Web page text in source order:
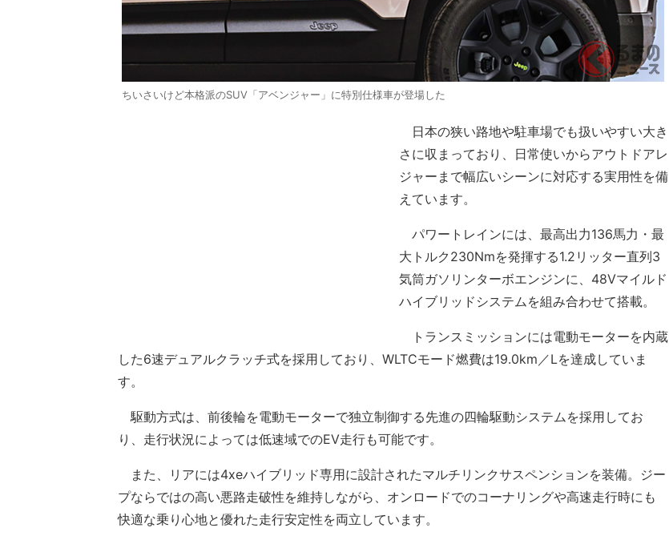
ちいさいけど本格派のSUV「アベンジャー」に特別仕様車が登場した
日本の狭い路地や駐車場でも扱いやすい大き
さに収まっており、日常使いからアウトドアレ
ジャーまで幅広いシーンに対応する実用性を備
えています。
パワートレインには、最高出力136馬力・最
大トルク230Nmを発揮する1.2リッター直列3
気筒ガソリンターボエンジンに、48Vマイルド
ハイブリッドシステムを組み合わせて搭載。
トランスミッションには電動モーターを内蔵
した6速デュアルクラッチ式を採用しており、WLTCモード燃費は19.0km／Lを達成していま
す。
駆動方式は、前後輪を電動モーターで独立制御する先進の四輪駆動システムを採用してお
り、走行状況によっては低速域でのEV走行も可能です。
また、リアには4xeハイブリッド専用に設計されたマルチリンクサスペンションを装備。ジー
プならではの高い悪路走破性を維持しながら、オンロードでのコーナリングや高速走行時にも
快適な乗り心地と優れた走行安定性を両立しています。